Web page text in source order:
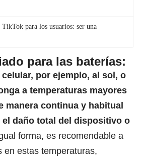
TikTok para los usuarios: ser una
para las baterías:
por ejemplo, al sol, o
a temperaturas mayores
manera continua y habitual
el daño total del dispositivo o
forma, es recomendable a
en estas temperaturas,